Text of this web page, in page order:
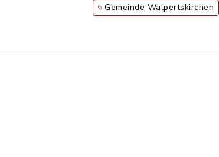
Gemeinde Walpertskirchen